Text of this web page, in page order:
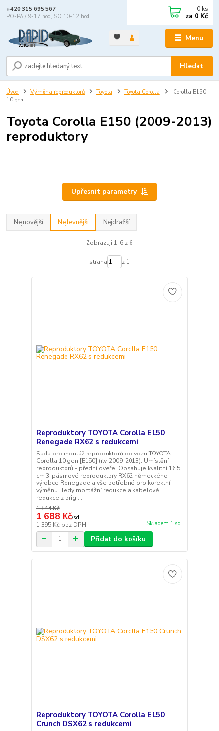
Menu
Hledat
+420 315 695 567
PO-PÁ / 9-17 hod, SO 10-12 hod
0 ks
za 0 Kč
Úvod Výměna reproduktorů Toyota Toyota Corolla
Corolla E150
10.gen
Toyota Corolla E150 (2009-2013)
reproduktory
Upřesnit parametry
Nejnovější Nejlevnější Nejdražší
Zobrazuji 1-6 z 6
strana z 1
Reproduktory TOYOTA Corolla E150
Renegade RX62 s redukcemi
Sada pro montáž reproduktorů do vozu TOYOTA
Corolla 10.gen [E150] (r.v. 2009-2013). Umístění
reproduktorů - přední dveře. Obsahuje kvalitní 16.5
cm 3-pásmové reproduktory RX62 německého
výrobce Renegade a vše potřebné pro korektní
výměnu. Tedy montážní redukce a kabelové
redukce z origi...
1 844 Kč
1 688 Kč/sd
1 395 Kč bez DPH Skladem 1 sd
Přidat do košíku
Reproduktory TOYOTA Corolla E150
Crunch DSX62 s redukcemi